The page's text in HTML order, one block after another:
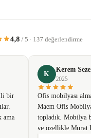
4,8 / 5 · 137 değerlendirme
bir
ama
K
Kerem
2025
Ofis mobilyası
Maem Ofis
topladık. Mobilya
ve özellikle